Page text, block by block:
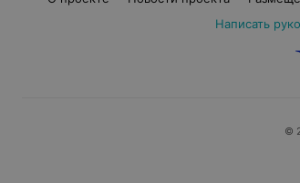
Написать
©